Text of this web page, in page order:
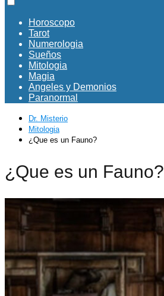
Horoscopo
Tarot
Numerologia
Sueños
Mitologia
Magia
Angeles y Demonios
Paranormal
Dr. Misterio
Mitologia
¿Que es un Fauno?
¿Que es un Fauno?